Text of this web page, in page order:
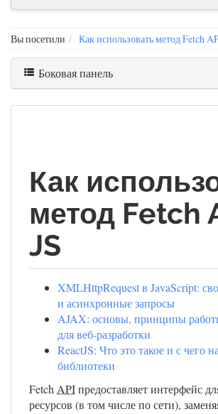
Вы посетили Как использовать метод Fetch
Боковая панель
Как
метод Fetch
JS
XMLHttpRequest в JavaScript:
и асинхронные запросы
AJAX: основы, принципы
для веб-разработки
ReactJS: Что это такое и с чего
библиотеки
Fetch APIпредоставляет интерфейс
ресурсов (в том числе по сети),